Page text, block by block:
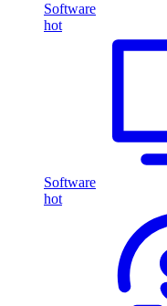
Software
hot
Software
hot